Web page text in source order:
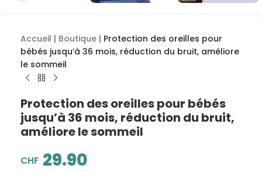
Accueil | Boutique | Protection des oreilles pour
bébés jusqu’à 36 mois, réduction du bruit, améliore
le sommeil
Protection des oreilles pour bébés
jusqu’à 36 mois, réduction du bruit,
améliore le sommeil
CHF 29.90